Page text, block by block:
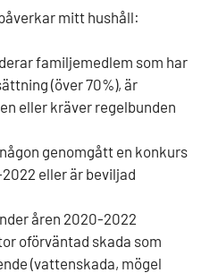
mitt hushåll:
familjemedlem som har
(över 70%), är
eller kräver regelbunden
genomgått en konkurs
eller är beviljad
åren 2020-2022
oförväntad skada som
(vattenskada, mögel